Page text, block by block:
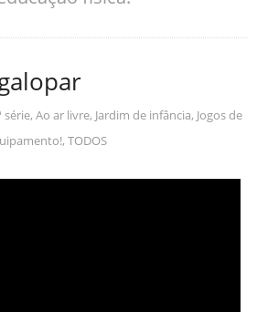
série, Ao ar livre, Jardim de infância, Jogos de
, TODOS